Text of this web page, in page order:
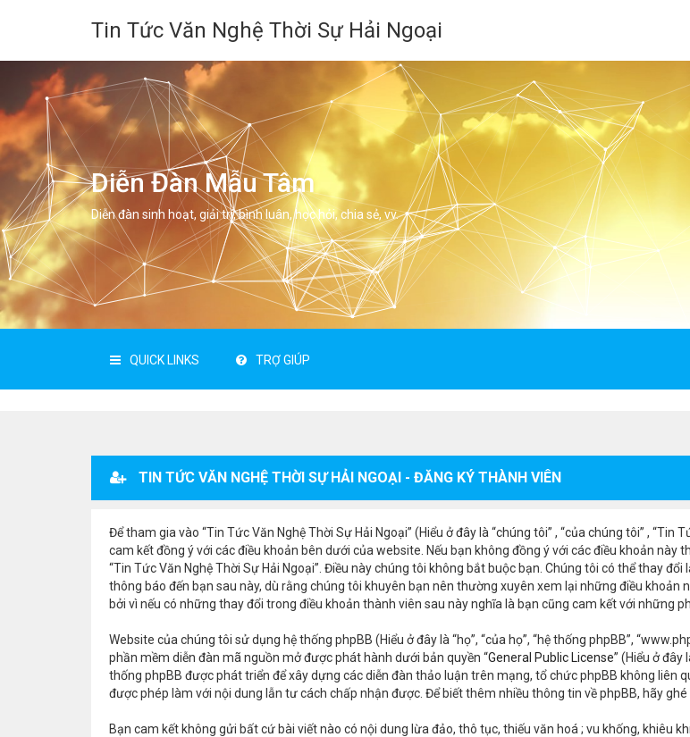
Tin Tức Văn Nghệ Thời Sự Hải Ngoại
Diễn Đàn Mẫu Tâm
Diễn đàn sinh hoạt, giải trí, bình luân, học hỏi, chia sẻ, vv.
QUICK LINKS TRỢ GIÚP
TIN TỨC VĂN NGHỆ THỜI SỰ HẢI NGOẠI - ĐĂNG KÝ THÀNH VIÊN
Để tham gia vào “Tin Tức Văn Nghệ Thời Sự Hải Ngoại” (Hiểu ở đây là “chúng tôi” , “của chúng tôi” ,
cam kết đồng ý với các điều khoản bên dưới của website. Nếu bạn không đồng ý với các điều khoản
“Tin Tức Văn Nghệ Thời Sự Hải Ngoại”. Điều này chúng tôi không bắt buộc bạn. Chúng tôi có thể thay
thông báo đến bạn sau này, dù rằng chúng tôi khuyên bạn nên thường xuyên xem lại những điều khoản
bởi vì nếu có những thay đổi trong điều khoản thành viên sau này nghĩa là bạn cũng cam kết với những
Website của chúng tôi sử dụng hệ thống phpBB (Hiểu ở đây là “họ”, “của họ”, “hệ thống phpBB”,
phần mềm diễn đàn mã nguồn mở được phát hành dưới bản quyền “General Public License” (Hiểu ở đây
thống phpBB được phát triển để xây dựng các diễn đàn thảo luận trên mạng, tổ chức phpBB không liên
được phép làm với nội dung lẫn tư cách chấp nhận được. Để biết thêm nhiều thông tin về phpBB, hãy
Bạn cam kết không gửi bất cứ bài viết nào có nội dung lừa đảo, thô tục, thiếu văn hoá ; vu khống, khiêu